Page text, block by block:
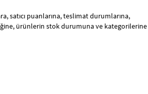
satıcı puanlarına, teslimat durumlarına,
ürünlerin stok durumuna ve kategorilerine